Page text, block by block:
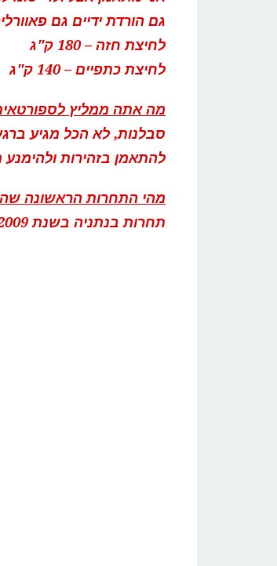
גם הורדת ידיים גם
לחיצת חזה – 180 ק"ג
לחיצת כתפיים – 140 ק"ג
מה אתה ממליץ
סבלנות, לא הכל מגיע
להתאמן בזהירות ולהימנע
מהי התחרות הראשונה
תחרות בנתניה בשנת 2006-2009